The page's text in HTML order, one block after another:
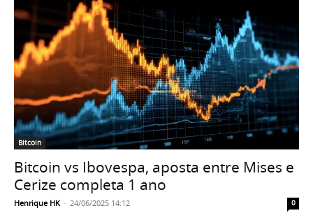
Bitcoin
Bitcoin vs Ibovespa, aposta entre Mises e
Cerize completa 1 ano
Henrique HK - 24/06/2025 14:12 0